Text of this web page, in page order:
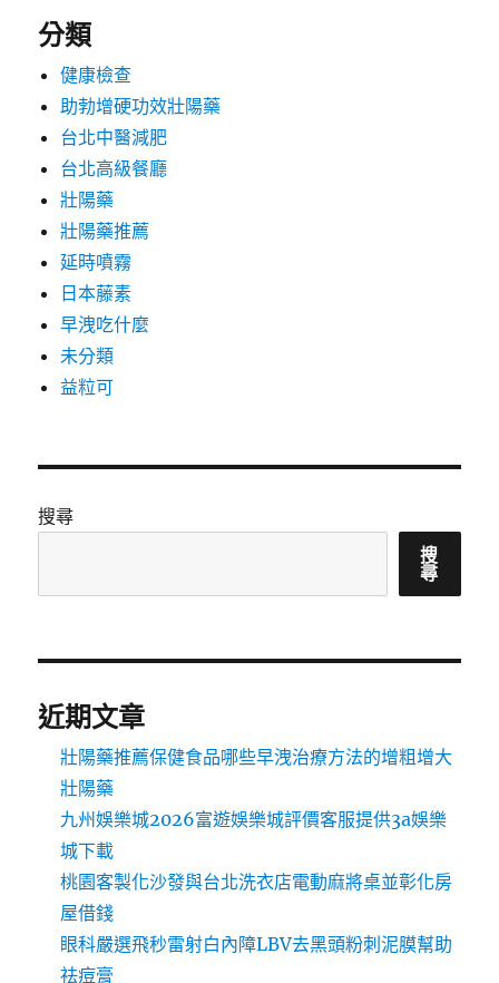
分類
健康檢查
助勃增硬功效壯陽藥
台北中醫減肥
台北高級餐廳
壯陽藥
壯陽藥推薦
延時噴霧
日本藤素
早洩吃什麼
未分類
益粒可
搜尋
搜
尋
近期文章
壯陽藥推薦保健食品哪些早洩治療方法的增粗增大
壯陽藥
九州娛樂城2026富遊娛樂城評價客服提供3a娛樂
城下載
桃園客製化沙發與台北洗衣店電動麻將桌並彰化房
屋借錢
眼科嚴選飛秒雷射白內障LBV去黑頭粉刺泥膜幫助
祛痘膏